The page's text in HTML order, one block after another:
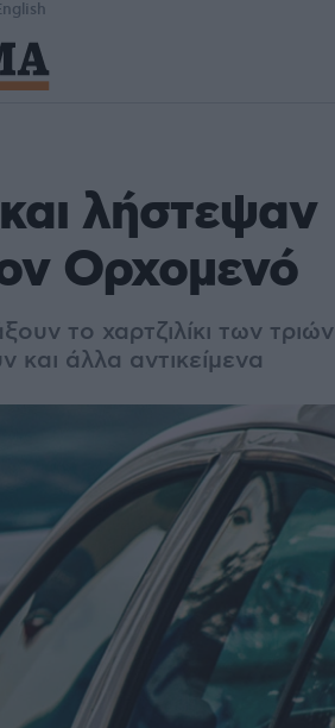
λήστεψαν
Ορχομενό
το χαρτζιλίκι των τριών
άλλα αντικείμενα